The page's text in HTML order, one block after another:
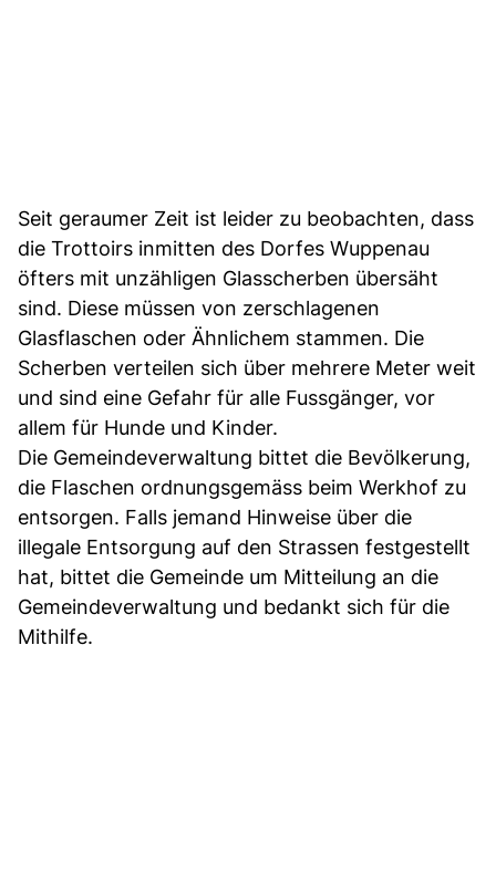
Seit geraumer Zeit ist leider zu beobachten, dass
die Trottoirs inmitten des Dorfes Wuppenau
öfters mit unzähligen Glasscherben übersäht
sind. Diese müssen von zerschlagenen
Glasflaschen oder Ähnlichem stammen. Die
Scherben verteilen sich über mehrere Meter weit
und sind eine Gefahr für alle Fussgänger, vor
allem für Hunde und Kinder.
Die Gemeindeverwaltung bittet die Bevölkerung,
die Flaschen ordnungsgemäss beim Werkhof zu
entsorgen. Falls jemand Hinweise über die
illegale Entsorgung auf den Strassen festgestellt
hat, bittet die Gemeinde um Mitteilung an die
Gemeindeverwaltung und bedankt sich für die
Mithilfe.